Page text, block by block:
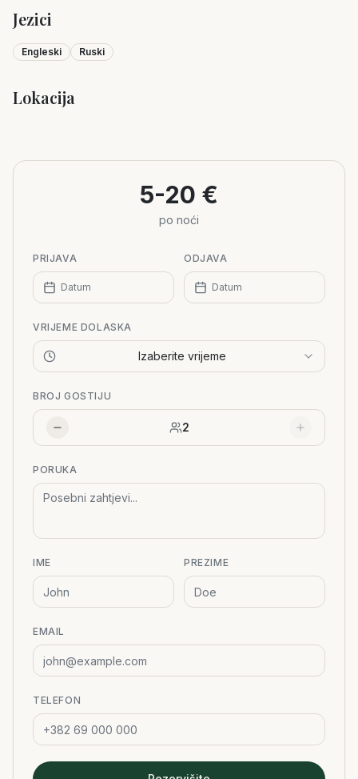
Jezici
Engleski Ruski
Lokacija
−
5-20 €
po noći
PRIJAVA
Datum
ODJAVA
Datum
VRIJEME DOLASKA
Izaberite vrijeme
BROJ GOSTIJU
2
PORUKA
IME PREZIME
EMAIL
TELEFON